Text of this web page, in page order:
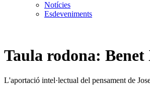
Notícies
Esdeveniments
Taula rodona:
L'aportació intel·lectual del pensament de